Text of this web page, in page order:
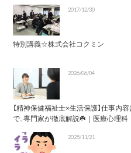
2017/12/30
特別講義☆株式会社コクミン
2026/06/04
【精神保健福祉士×生活保護】仕事内
で、専門家が徹底解説☘️｜医療心理科
2025/11/21